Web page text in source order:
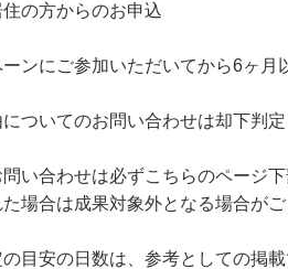
住の方からのお申込
ンにご参加いただいてから6ヶ
ついてのお問い合わせは却下判
い合わせは必ずこちらのページ
場合は成果対象外となる場合がご
目安の日数は、参考としての掲